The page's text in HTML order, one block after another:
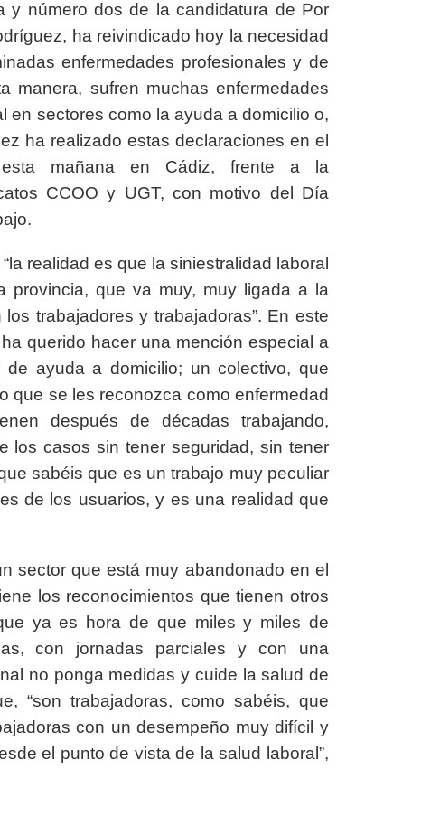
y número dos de la candidatura de Por
ha reivindicado hoy la necesidad
enfermedades profesionales y de
manera, sufren muchas enfermedades
en sectores como la ayuda a domicilio o,
ha realizado estas declaraciones en el
mañana en Cádiz, frente a la
CCOO y UGT, con motivo del Día
realidad es que la siniestralidad laboral
provincia, que va muy, muy ligada a la
trabajadores y trabajadoras”. En este
querido hacer una mención especial a
de ayuda a domicilio; un colectivo, que
que se les reconozca como enfermedad
después de décadas trabajando,
los casos sin tener seguridad, sin tener
sabéis que es un trabajo muy peculiar
de los usuarios, y es una realidad que
sector que está muy abandonado en el
los reconocimientos que tienen otros
ya es hora de que miles y miles de
con jornadas parciales y con una
no ponga medidas y cuide la salud de
“son trabajadoras, como sabéis, que
con un desempeño muy difícil y
el punto de vista de la salud laboral”,